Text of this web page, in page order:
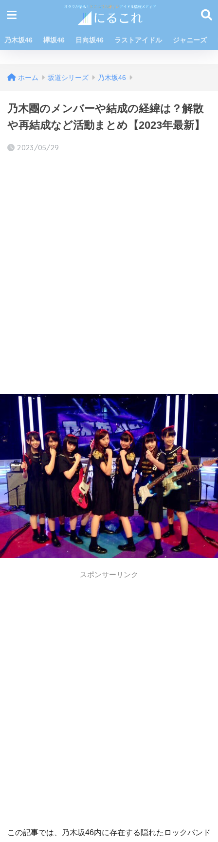
乃木坂46 欅坂46 日向坂46 ラストアイドル ジャニーズ
ホーム 坂道シリーズ 乃木坂46
乃木團のメンバーや結成の経緯は？解散
や再結成など活動まとめ【2023年最新】
2023/05/29
スポンサーリンク
この記事では、乃木坂46内に存在する隠れたロックバンド